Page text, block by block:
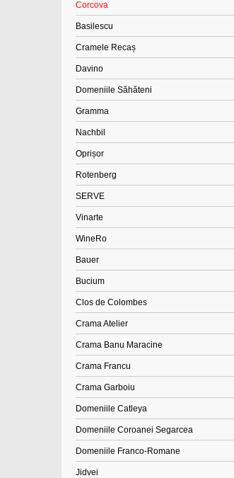
Corcova
Basilescu
Cramele Recaș
Davino
Domeniile Săhăteni
Gramma
Nachbil
Oprișor
Rotenberg
SERVE
Vinarte
WineRo
Bauer
Bucium
Clos de Colombes
Crama Atelier
Crama Banu Maracine
Crama Francu
Crama Garboiu
Domeniile Catleya
Domeniile Coroanei Segarcea
Domeniile Franco-Romane
Jidvei